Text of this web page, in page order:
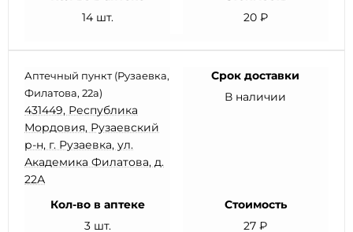
14 шт.
20 ₽
Аптечный пункт (Рузаевка,
Филатова, 22а)
431449, Республика
Мордовия, Рузаевский
р-н, г. Рузаевка, ул.
Академика Филатова, д.
22А
Срок доставки
В наличии
Кол-во в аптеке
3 шт.
Стоимость
27 ₽